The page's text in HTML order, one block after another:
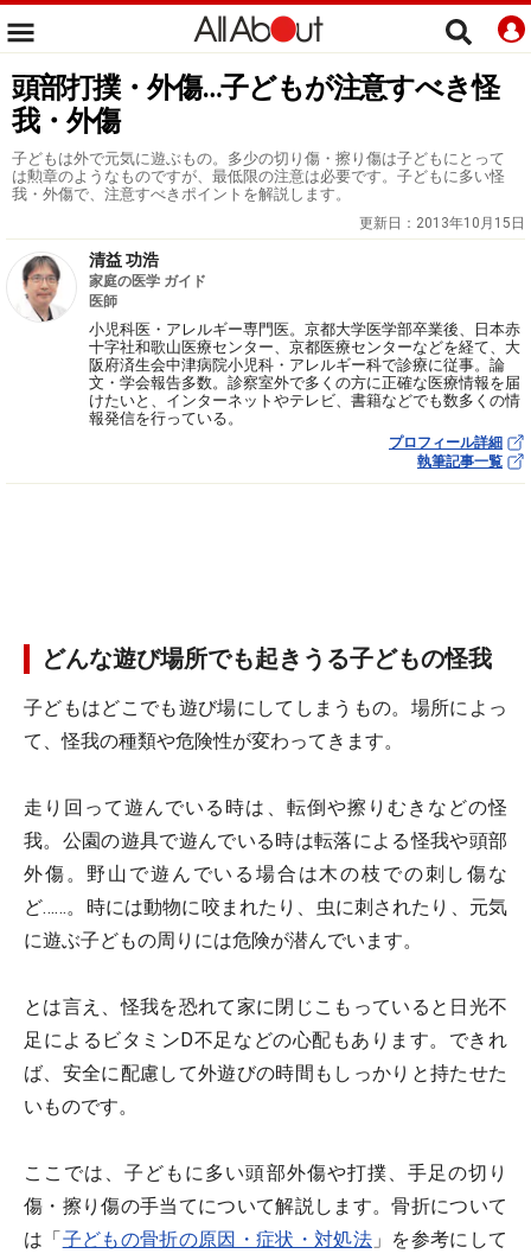
頭部打撲・外傷…子どもが注意すべき怪
我・外傷
子どもは外で元気に遊ぶもの。多少の切り傷・擦り傷は子どもにとって
は勲章のようなものですが、最低限の注意は必要です。子どもに多い怪
我・外傷で、注意すべきポイントを解説します。
更新日： 2013年10月15日
清益 功浩
家庭の医学 ガイド
医師
小児科医・アレルギー専門医。京都大学医学部卒業後、日本赤
十字社和歌山医療センター、京都医療センターなどを経て、大
阪府済生会中津病院小児科・アレルギー科で診療に従事。論
文・学会報告多数。診察室外で多くの方に正確な医療情報を届
けたいと、インターネットやテレビ、書籍などでも数多くの情
報発信を行っている。
プロフィール詳細
執筆記事一覧
どんな遊び場所でも起きうる子どもの怪我
子どもはどこでも遊び場にしてしまうもの。場所によっ
て、怪我の種類や危険性が変わってきます。
走り回って遊んでいる時は、転倒や擦りむきなどの怪
我。公園の遊具で遊んでいる時は転落による怪我や頭部
外傷。野山で遊んでいる場合は木の枝での刺し傷な
ど……。時には動物に咬まれたり、虫に刺されたり、元気
に遊ぶ子どもの周りには危険が潜んでいます。
とは言え、怪我を恐れて家に閉じこもっていると日光不
足によるビタミンD不足などの心配もあります。できれ
ば、安全に配慮して外遊びの時間もしっかりと持たせた
いものです。
ここでは、子どもに多い頭部外傷や打撲、手足の切り
傷・擦り傷の手当てについて解説します。骨折について
は「子どもの骨折の原因・症状・対処法 」を参考にして